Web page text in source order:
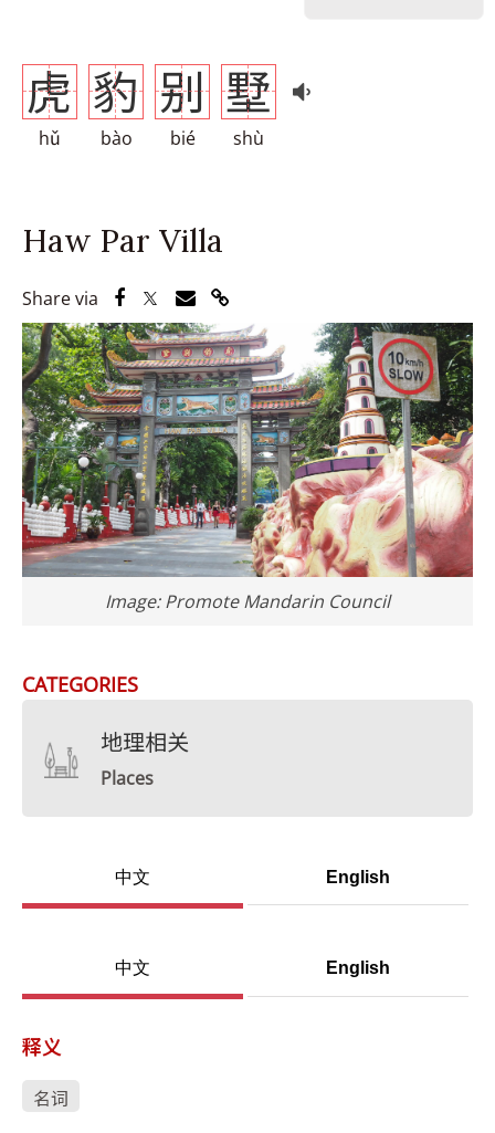
虎
hǔ
豹
bào
别
bié
墅
shù
Haw Par Villa
Share via Share via Facebook
Share via Twitter
Share via Email
Share via Link
Image: Promote Mandarin Council
CATEGORIES
地理相关
Places
中文 English
中文 English
释义
名词